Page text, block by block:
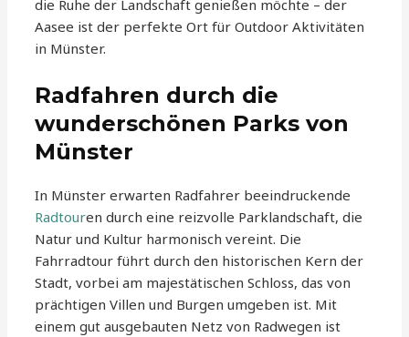
die Ruhe der Landschaft genießen möchte – der
Aasee ist der perfekte Ort für Outdoor Aktivitäten
in Münster.
Radfahren durch die
wunderschönen Parks von
Münster
In Münster erwarten Radfahrer beeindruckende
Radtouren durch eine reizvolle Parklandschaft, die
Natur und Kultur harmonisch vereint. Die
Fahrradtour führt durch den historischen Kern der
Stadt, vorbei am majestätischen Schloss, das von
prächtigen Villen und Burgen umgeben ist. Mit
einem gut ausgebauten Netz von Radwegen ist